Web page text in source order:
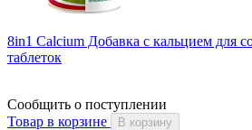
8in1 Calcium Добавка с кальцием для
таблеток
Сообщить о поступлении
Товар в корзине
В корзину